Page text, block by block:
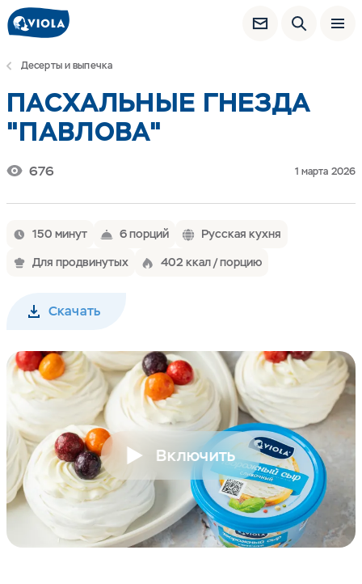
Десерты и выпечка
ПАСХАЛЬНЫЕ ГНЕЗДА
"ПАВЛОВА"
676 1 марта 2026
150 минут 6 порций
Русская кухня
Для продвинутых
402 ккал / порцию
Скачать
Включить